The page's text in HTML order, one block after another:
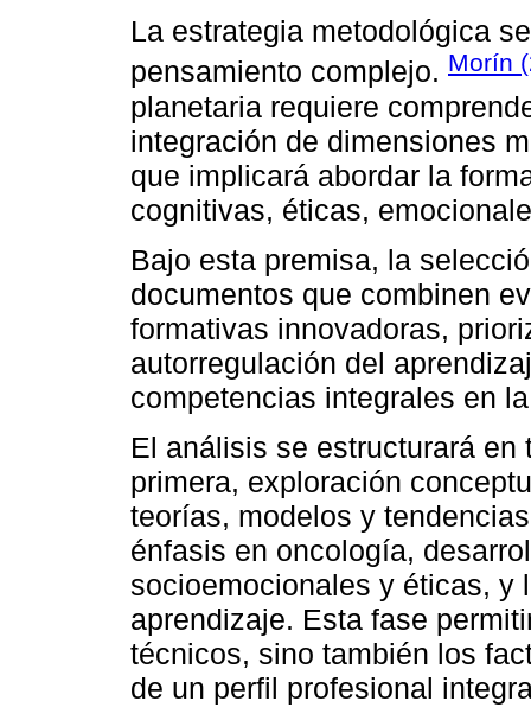
La estrategia metodológica
pensamiento complejo. Morín
planetaria requiere
integración de dimensiones
que implicará abordar la
cognitivas, éticas,
Bajo esta premisa, la
documentos que combinen
formativas innovadoras,
autorregulación del
competencias integrales en
El análisis se estructurará
primera, exploración
teorías, modelos y
énfasis en oncología,
socioemocionales y éticas, y
aprendizaje. Esta fase
técnicos, sino también los
de un perfil profesional